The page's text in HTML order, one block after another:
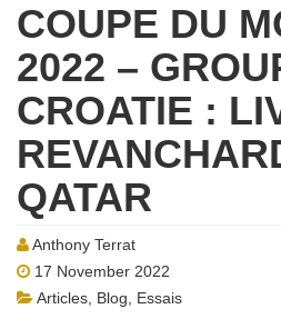
COUPE DU
2022 –
CROATIE :
QATAR
Anthony Terrat
17 November 2022
Articles Blog
Essais